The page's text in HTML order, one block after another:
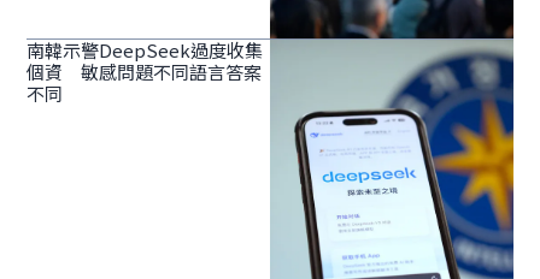
南韓示警DeepSeek過度收集
個資 敏感問題不同語言答案
不同